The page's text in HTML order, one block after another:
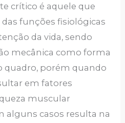
crítico é aquele que
funções fisiológicas
da vida, sendo
mecânica como forma
quadro, porém quando
em fatores
muscular
alguns casos resulta na